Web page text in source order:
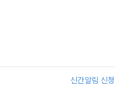
신간알림 신청